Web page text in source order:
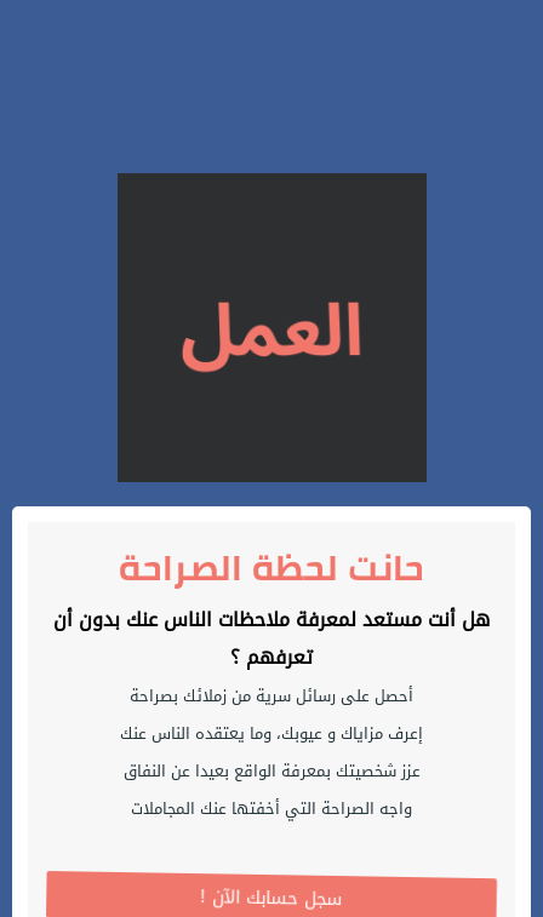
حانت لحظة الصراحة
هل أنت مستعد لمعرفة ملاحظات الناس عنك بدون أن
تعرفهم ؟
أحصل على رسائل سرية من زملائك بصراحة
إعرف مزاياك و عيوبك، وما يعتقده الناس عنك
عزز شخصيتك بمعرفة الواقع بعيدا عن النفاق
واجه الصراحة التي أخفتها عنك المجاملات
! سجل حسابك الآن